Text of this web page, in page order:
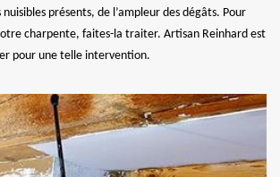
présents, de l’ampleur des dégâts. Pour
charpente, faites-la traiter. Artisan Reinhard est
pour une telle intervention.